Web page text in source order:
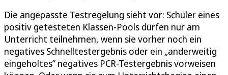
Die angepasste Testregelung sieht vor: Schüler eines
positiv getesteten Klassen-Pools dürfen nur am
Unterricht teilnehmen, wenn sie vorher noch ein
negatives Schnelltestergebnis oder ein „anderweitig
eingeholtes” negatives PCR-Testergebnis vorweisen